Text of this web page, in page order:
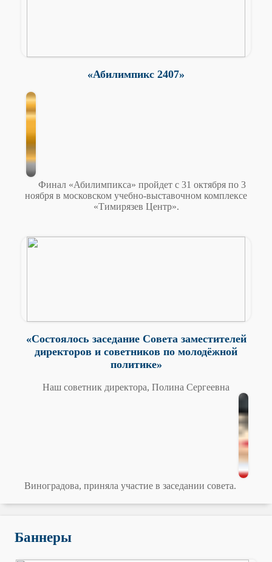
«Абилимпикс 2407»
Финал «Абилимпикса» пройдет с 31 октября по 3
ноября в московском учебно-выставочном комплексе
«Тимирязев Центр».
«Состоялось заседание Совета заместителей
директоров и советников по молодёжной
политике»
Наш советник директора, Полина Сергеевна
Виноградова, приняла участие в заседании совета.
Баннеры